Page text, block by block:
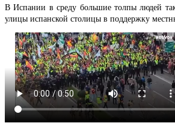
В Испании в среду большие толпы людей
улицы испанской столицы в поддержку